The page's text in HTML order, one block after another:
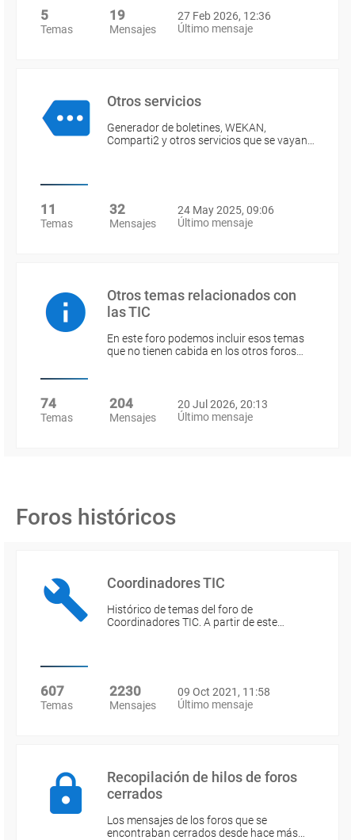
5
Temas
19
Mensajes
27 Feb 2026, 12:36
Último mensaje
Otros servicios
Generador de boletines, WEKAN,
Comparti2 y otros servicios que se vayan…
11
Temas
32
Mensajes
24 May 2025, 09:06
Último mensaje
Otros temas relacionados con
las TIC
En este foro podemos incluir esos temas
que no tienen cabida en los otros foros…
74
Temas
204
Mensajes
20 Jul 2026, 20:13
Último mensaje
Foros históricos
Coordinadores TIC
Histórico de temas del foro de
Coordinadores TIC. A partir de este…
607
Temas
2230
Mensajes
09 Oct 2021, 11:58
Último mensaje
Recopilación de hilos de foros
cerrados
Los mensajes de los foros que se
encontraban cerrados desde hace más…